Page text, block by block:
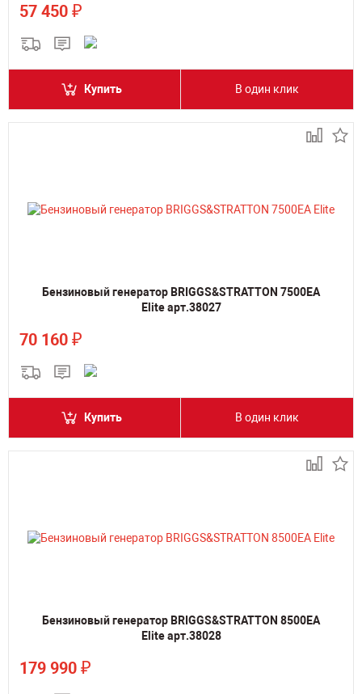
57 450 ₽
Купить В один клик
Бензиновый генератор BRIGGS&STRATTON 7500EA
Elite арт.38027
70 160 ₽
Купить В один клик
Бензиновый генератор BRIGGS&STRATTON 8500EA
Elite арт.38028
179 990 ₽